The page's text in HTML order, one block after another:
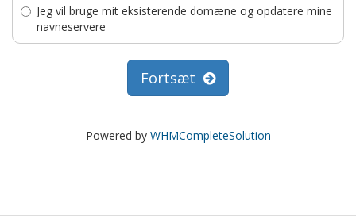
Jeg vil bruge mit eksisterende domæne og opdatere mine
navneservere
Fortsæt
Powered by WHMCompleteSolution